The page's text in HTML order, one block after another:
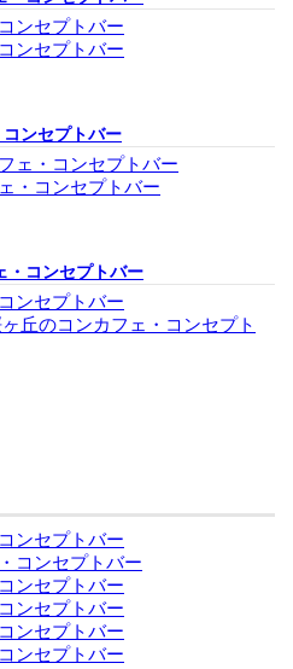
ンセプトバー
ンセプトバー
ンセプトバー
ェ・コンセプトバー
・コンセプトバー
・コンセプトバー
ンセプトバー
丘のコンカフェ・コンセプト
ンセプトバー
コンセプトバー
ンセプトバー
ンセプトバー
ンセプトバー
ンセプトバー